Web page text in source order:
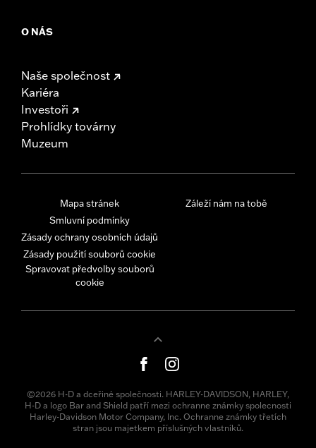
O NÁS
Naše společnost
Kariéra
Investoři
Prohlídky továrny
Muzeum
Mapa stránek
Smluvní podmínky
Zásady ochrany osobních údajů
Zásady použití souborů cookie
Spravovat předvolby souborů
cookie
Záleží nám na tobě
©2026 H-D a dceřiné společnosti. HARLEY-DAVIDSON, HARLEY,
H-D a logo Bar and Shield patří mezi ochranne známky spolecnosti
Harley-Davidson Motor Company, Inc. Ochranne známky třetích
stran jsou majetkem příslušných vlastníků.